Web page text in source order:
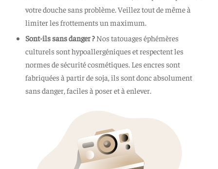
votre douche sans problème. Veillez tout de même à
limiter les frottements un maximum.
Sont-ils sans danger ?Nos tatouages éphémères
culturels sont hypoallergéniques et respectent les
normes de sécurité cosmétiques. Les encres sont
fabriquées à partir de soja, ils sont donc absolument
sans danger, faciles à poser et à enlever.